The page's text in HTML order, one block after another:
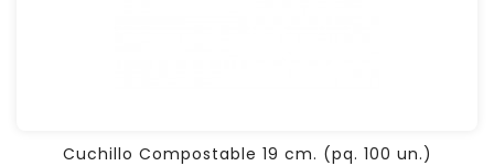
Cuchillo Compostable 19 cm. (pq. 100 un.)